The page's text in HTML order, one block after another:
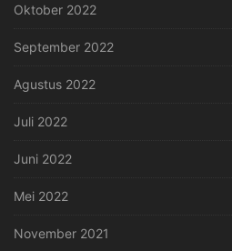
Oktober 2022
September 2022
Agustus 2022
Juli 2022
Juni 2022
Mei 2022
November 2021